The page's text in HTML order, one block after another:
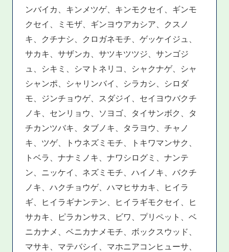
ンバイカ、キンメツゲ、キンモクセイ、ギンモ
クセイ、ミモザ、ギンヨウアカシア、クスノ
キ、クチナシ、クロガネモチ、ゲッケイジュ、
サカキ、サザンカ、サツキツツジ、サンゴジ
ュ、シキミ、シマトネリコ、シャクナゲ、シャ
シャンポ、シャリンバイ、シラカシ、シロダ
モ、ジンチョウゲ、スダジイ、セイヨウバクチ
ノキ、センリョウ、ソヨゴ、タイサンボク、タ
チカンツバキ、タブノキ、タラヨウ、チャノ
キ、ツゲ、トウネズミモチ、トキワマンサク、
トベラ、ナナミノキ、ナワシログミ、ナンテ
ン、ニッケイ、ネズミモチ、ハイノキ、バクチ
ノキ、ハクチョウゲ、ハマヒサカキ、ヒイラ
ギ、ヒイラギナンテン、ヒイラギモクセイ、ヒ
サカキ、ピラカンサス、ビワ、プリペット、ベ
ニカナメ、ベニカナメモチ、ボックスウッド、
マサキ、マテバシイ、マホニアコンヒューサ、